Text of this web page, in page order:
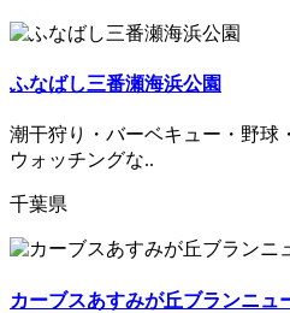
ふなばし三番瀬海浜公園
潮干狩り・バーベキュー・野球
ウォッチングな..
千葉県
カーブスあすみが丘ブランニュ